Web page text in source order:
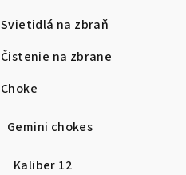
Svietidlá na zbraň
Čistenie na zbrane
Choke
Gemini chokes
Kaliber 12